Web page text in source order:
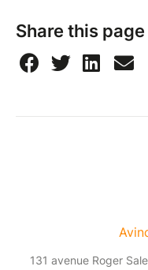
Share this page
131 avenue Roger